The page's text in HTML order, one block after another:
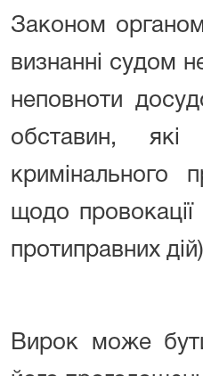
Законом
визнанні судом
неповноти
обставин, які
кримінального
щодо
протиправних
Вирок може